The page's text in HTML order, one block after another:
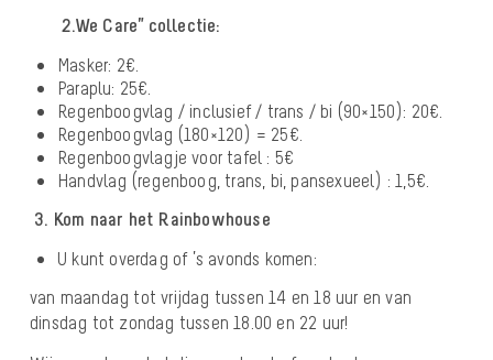
2.We Care” collectie:
Masker: 2€.
Paraplu: 25€.
Regenboogvlag / inclusief / trans / bi (90×150): 20€.
Regenboogvlag (180×120) = 25€.
Regenboogvlagje voor tafel : 5€
Handvlag (regenboog, trans, bi, pansexueel) : 1,5€.
3. Kom naar het Rainbowhouse
U kunt overdag of ’s avonds komen:
van maandag tot vrijdag tussen 14 en 18 uur en van
dinsdag tot zondag tussen 18.00 en 22 uur!